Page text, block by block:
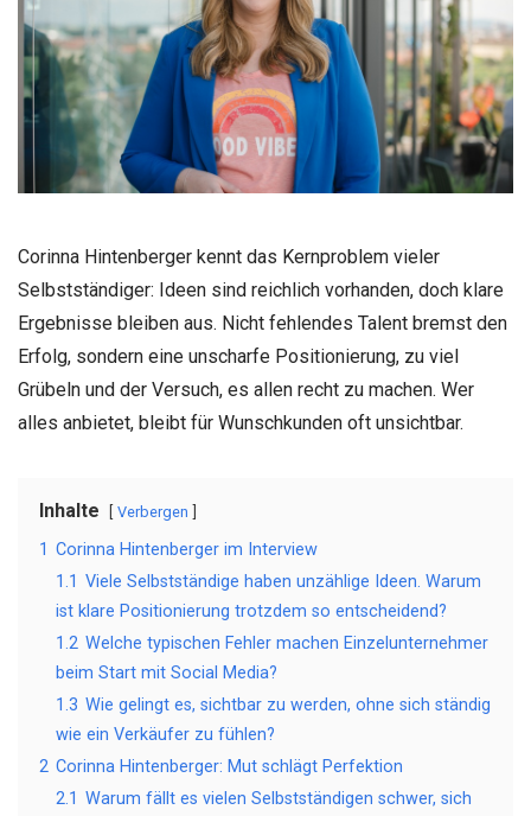
Corinna Hintenberger kennt das Kernproblem vieler
Selbstständiger: Ideen sind reichlich vorhanden, doch klare
Ergebnisse bleiben aus. Nicht fehlendes Talent bremst den
Erfolg, sondern eine unscharfe Positionierung, zu viel
Grübeln und der Versuch, es allen recht zu machen. Wer
alles anbietet, bleibt für Wunschkunden oft unsichtbar.
Inhalte Verbergen
1 Corinna Hintenberger im Interview
1.1 Viele Selbstständige haben unzählige Ideen. Warum
ist klare Positionierung trotzdem so entscheidend?
1.2 Welche typischen Fehler machen Einzelunternehmer
beim Start mit Social Media?
1.3 Wie gelingt es, sichtbar zu werden, ohne sich ständig
wie ein Verkäufer zu fühlen?
2 Corinna Hintenberger: Mut schlägt Perfektion
2.1 Warum fällt es vielen Selbstständigen schwer, sich